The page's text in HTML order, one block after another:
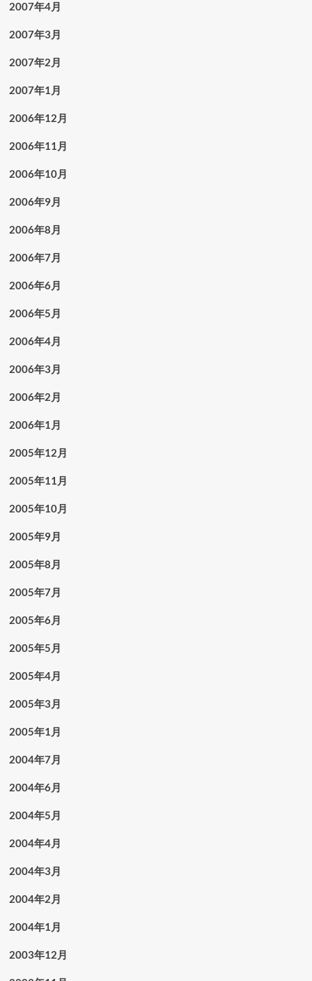
2007年4月
2007年3月
2007年2月
2007年1月
2006年12月
2006年11月
2006年10月
2006年9月
2006年8月
2006年7月
2006年6月
2006年5月
2006年4月
2006年3月
2006年2月
2006年1月
2005年12月
2005年11月
2005年10月
2005年9月
2005年8月
2005年7月
2005年6月
2005年5月
2005年4月
2005年3月
2005年1月
2004年7月
2004年6月
2004年5月
2004年4月
2004年3月
2004年2月
2004年1月
2003年12月